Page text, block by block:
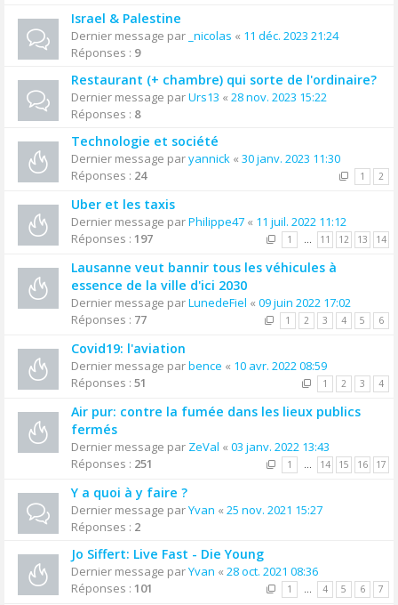
Israel & Palestine
Dernier message par _nicolas « 11 déc. 2023 21:24
Réponses : 9
Restaurant (+ chambre) qui sorte de l'ordinaire?
Dernier message parUrs13 « 28 nov. 2023 15:22
Réponses : 8
Technologie et société
Dernier message paryannick « 30 janv. 2023 11:30
Réponses : 24 1 2
Uber et les taxis
Dernier message parPhilippe47 « 11 juil. 2022 11:12
Réponses : 197 1 … 11 12 13 14
Lausanne veut bannir tous les véhicules à
essence de la ville d'ici 2030
Dernier message parLunedeFiel « 09 juin 2022 17:02
Réponses : 77 1 2 3 4 5 6
Covid19: l'aviation
Dernier message parbence « 10 avr. 2022 08:59
Réponses : 51 1 2 3 4
Air pur: contre la fumée dans les lieux publics
fermés
Dernier message par ZeVal « 03 janv. 2022 13:43
Réponses : 251 1 … 14 15 16 17
Y a quoi à y faire ?
Dernier message parYvan « 25 nov. 2021 15:27
Réponses : 2
Jo Siffert: Live Fast - Die Young
Dernier message parYvan « 28 oct. 2021 08:36
Réponses : 101 1 … 4 5 6 7